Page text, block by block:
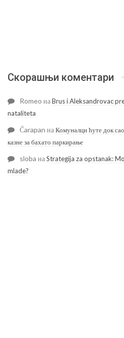
Скорашњи коментари
Romeo наBrus i Aleksandrovac
nataliteta
Čarapan наКомуналци ћуте док
казне за бахато паркирање
sloba наStrategija za opstanak:
mlade?